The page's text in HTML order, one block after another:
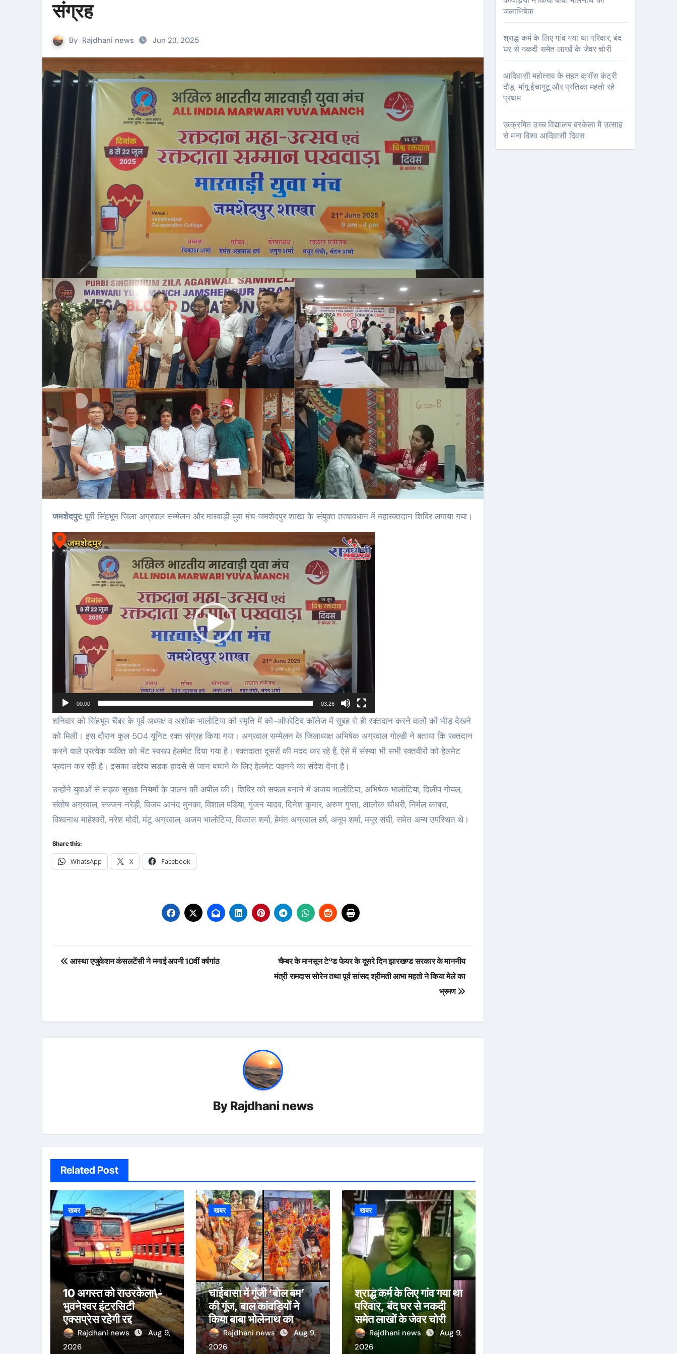
संग्रह
By Rajdhani news Jun 23, 2025
जमशेदपुर:पूर्वी सिंहभूम जिला अग्रवाल सम्मेलन और मारवाड़ी युवा मंच जमशेदपुर शाखा के संयुक्त तत्वावधान में महारक्तदान शिविर लगाया गया।
Video
Player
00:00 03:26
शनिवार को सिंहभूम चैंबर के पूर्व अध्यक्ष व अशोक भालोटिया की स्मृति में को-ऑपरेटिव कॉलेज में सुबह से ही रक्तदान करने वालों की भीड़ देखने
को मिली। इस दौरान कुल 504 यूनिट रक्त संग्रह किया गया। अग्रवाल सम्मेलन के जिलाध्यक्ष अभिषेक अग्रवाल गोल्डी ने बताया कि रक्तदान
करने वाले प्रत्येक व्यक्ति को भेंट स्वरूप हेलमेट दिया गया है। रक्तदाता दूसरों की मदद कर रहे हैं, ऐसे में संस्था भी सभी रक्तवीरों को हेलमेट
प्रदान कर रही है। इसका उद्देश्य सड़क हादसे से जान बचाने के लिए हेलमेट पहनने का संदेश देना है।
उन्होंने युवाओं से सड़क सुरक्षा नियमों के पालन की अपील की। शिविर को सफल बनाने में अजय भालोटिया, अभिषेक भालोटिया, दिलीप गोयल,
संतोष अग्रवाल, सज्जन नरेड़ी, विजय आनंद मुनका, विशाल पडिया, गुंजन यादव, दिनेश कुमार, अरुण गुप्ता, आलोक चौधरी, निर्मल काबरा,
विश्वनाथ माहेश्वरी, नरेश मोदी, मंटू अग्रवाल, अजय भालोटिया, विकास शर्मा, हेमंत अग्रवाल हर्ष, अनूप शर्मा, मयूर संघी, समेत अन्य उपस्थित थे।
Share this:
WhatsApp X Facebook
Post
आस्था एजुकेशन कंसलटेंसी ने मनाई अपनी 10वीं वर्षगांठ
चैम्बर के मानसून टेªड फेयर के दूसरे दिन झारखण्ड सरकार के माननीय
मंत्री रामदास सोरेन तथा पूर्व सांसद श्रीमती आभा महतो ने किया मेले का
भ्रमण
By Rajdhani news
Related Post
खबर
10 अगस्त को राउरकेला\-
भुवनेश्वर इंटरसिटी
एक्सप्रेस रहेगी रद्द
Rajdhani news
Aug 9,
2026
खबर
चाईबासा में गूंजी ‘बोल बम’
की गूंज, बाल कांवड़ियों ने
किया बाबा भोलेनाथ का
जलाभिषेक
Rajdhani news
Aug 9,
2026
खबर
श्राद्ध कर्म के लिए गांव गया था
परिवार, बंद घर से नकदी
समेत लाखों के जेवर चोरी
Rajdhani news
Aug 9,
2026
जलाभिषेक
श्राद्ध कर्म के लिए गांव गया था परिवार, बंद
घर से नकदी समेत लाखों के जेवर चोरी
आदिवासी महोत्सव के तहत क्रॉस कंट्री
दौड़, मांगू ईचागुटू और प्रतिका महतो रहे
प्रथम
उत्क्रमित उच्च विद्यालय बरकेला में उत्साह
से मना विश्व आदिवासी दिवस